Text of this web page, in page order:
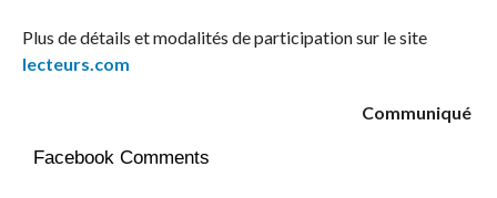
Plus de détails et modalités de participation sur le site
lecteurs.com
Communiqué
Facebook Comments